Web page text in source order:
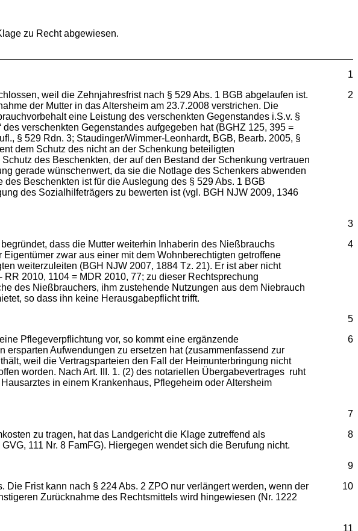
zu Recht abgewiesen.
1
2
weil die Zehnjahresfrist nach § 529 Abs. 1 BGB abgelaufen ist.
der Mutter in das Altersheim am 23.7.2008 verstrichen. Die
eine Leistung des verschenkten Gegenstandes i.S.v. §
verschenkten Gegenstandes aufgegeben hat (BGHZ 125, 395 =
§ 529 Rdn. 3; Staudinger/Wimmer-Leonhardt, BGB, Bearb. 2005, §
dem Schutz des nicht an der Schenkung beteiligten
des Beschenkten, der auf den Bestand der Schenkung vertrauen
gerade wünschenwert, da sie die Notlage des Schenkers abwenden
Beschenkten ist für die Auslegung des § 529 Abs. 1 BGB
des Sozialhilfeträgers zu bewerten ist (vgl. BGH NJW 2009, 1346
3
4
dass die Mutter weiterhin Inhaberin des Nießbrauchs
zwar aus einer mit dem Wohnberechtigten getroffene
weiterzuleiten (BGH NJW 2007, 1884 Tz. 21). Er ist aber nicht
2010, 1104 = MDR 2010, 77; zu dieser Rechtsprechung
des Nießbrauchers, ihm zustehende Nutzungen aus dem Niebrauch
so dass ihn keine Herausgabepflicht trifft.
5
6
Pflegeverpflichtung vor, so kommt eine ergänzende
Aufwendungen zu ersetzen hat (zusammenfassend zur
weil die Vertragsparteien den Fall der Heimunterbringung nicht
worden. Nach Art. III. 1. (2) des notariellen Übergabevertrages ruht
in einem Krankenhaus, Pflegeheim oder Altersheim
7
8
zu tragen, hat das Landgericht die Klage zutreffend als
111 Nr. 8 FamFG). Hiergegen wendet sich die Berufung nicht.
9
10
Die Frist kann nach § 224 Abs. 2 ZPO nur verlängert werden, wenn der
Zurücknahme des Rechtsmittels wird hingewiesen (Nr. 1222
11